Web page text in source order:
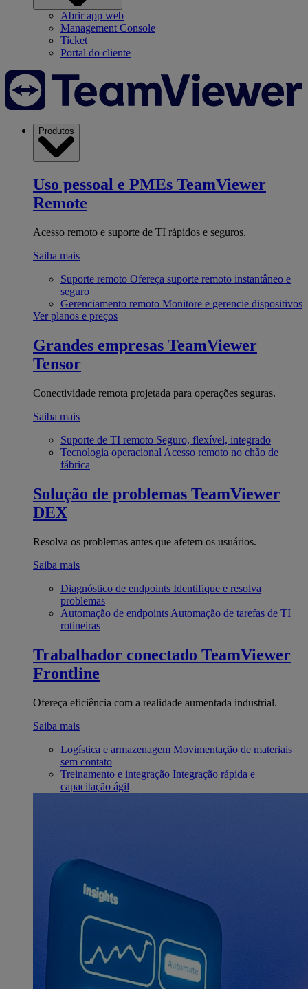
Abrir app web
Management Console
Ticket
Portal do cliente
Produtos
Uso pessoal e PMEs TeamViewer
Remote
Acesso remoto e suporte de TI rápidos e seguros.
Saiba mais
Suporte remoto Ofereça suporte remoto instantâneo e
seguro
Gerenciamento remoto Monitore e gerencie dispositivos
Ver planos e preços
Grandes empresas TeamViewer
Tensor
Conectividade remota projetada para operações seguras.
Saiba mais
Suporte de TI remoto Seguro, flexível, integrado
Tecnologia operacional Acesso remoto no chão de
fábrica
Solução de problemas TeamViewer
DEX
Resolva os problemas antes que afetem os usuários.
Saiba mais
Diagnóstico de endpoints Identifique e resolva
problemas
Automação de endpoints Automação de tarefas de TI
rotineiras
Trabalhador conectado TeamViewer
Frontline
Ofereça eficiência com a realidade aumentada industrial.
Saiba mais
Logística e armazenagem Movimentação de materiais
sem contato
Treinamento e integração Integração rápida e
capacitação ágil